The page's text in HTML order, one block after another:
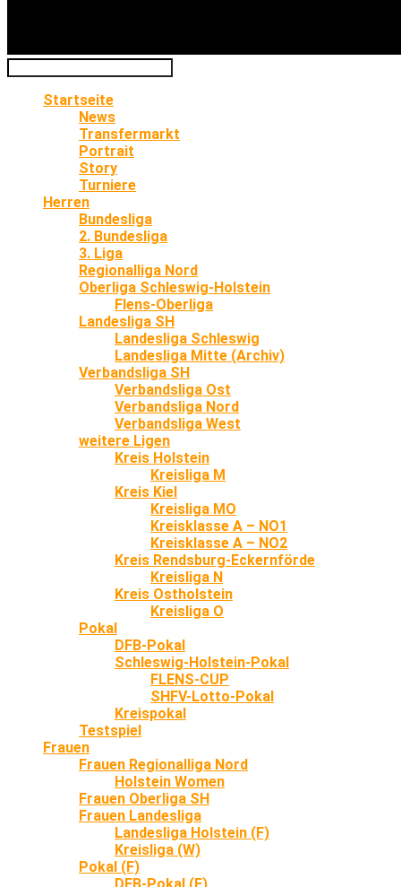
Startseite
News
Transfermarkt
Portrait
Story
Turniere
Herren
Bundesliga
2. Bundesliga
3. Liga
Regionalliga Nord
Oberliga Schleswig-Holstein
Flens-Oberliga
Landesliga SH
Landesliga Schleswig
Landesliga Mitte (Archiv)
Verbandsliga SH
Verbandsliga Ost
Verbandsliga Nord
Verbandsliga West
weitere Ligen
Kreis Holstein
Kreisliga M
Kreis Kiel
Kreisliga MO
Kreisklasse A – NO1
Kreisklasse A – NO2
Kreis Rendsburg-Eckernförde
Kreisliga N
Kreis Ostholstein
Kreisliga O
Pokal
DFB-Pokal
Schleswig-Holstein-Pokal
FLENS-CUP
SHFV-Lotto-Pokal
Kreispokal
Testspiel
Frauen
Frauen Regionalliga Nord
Holstein Women
Frauen Oberliga SH
Frauen Landesliga
Landesliga Holstein (F)
Kreisliga (W)
Pokal (F)
DFB-Pokal (F)